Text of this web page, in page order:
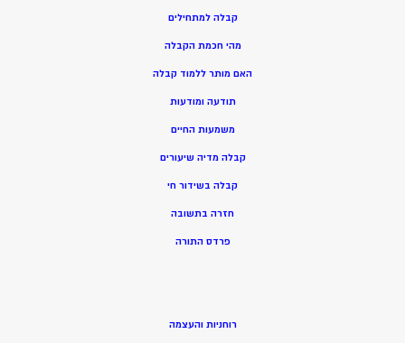
קבלה למתחילים
מהי חכמת הקבלה
האם מותר ללמוד קבלה
תודעה ומודעות
משמעות החיים
קבלה מדיה שיעורים
קבלה בשידור חי
חזרה בתשובה
פרדס התורה
רוחניות והעצמה